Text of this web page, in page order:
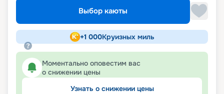
Выбор каюты
+1 000Круизных миль
Моментально оповестим вас
о снижении цены
Узнать о снижении цены